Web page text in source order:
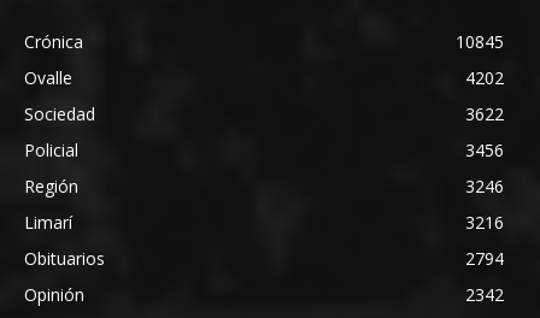
Crónica
10845
Ovalle
4202
Sociedad
3622
Policial
3456
Región
3246
Limarí
3216
Obituarios
2794
Opinión
2342